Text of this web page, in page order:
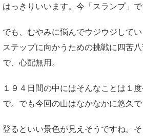
はっきりいいます。今「スランプ」で
でも、むやみに悩んでウジウジして
ステップに向かうための挑戦に四苦
で、心配無用。
１９４日間の中にはそんなことは１
で。でも今回の山はなかなかに悠久で
登るといい景色が見えそうですね。そ